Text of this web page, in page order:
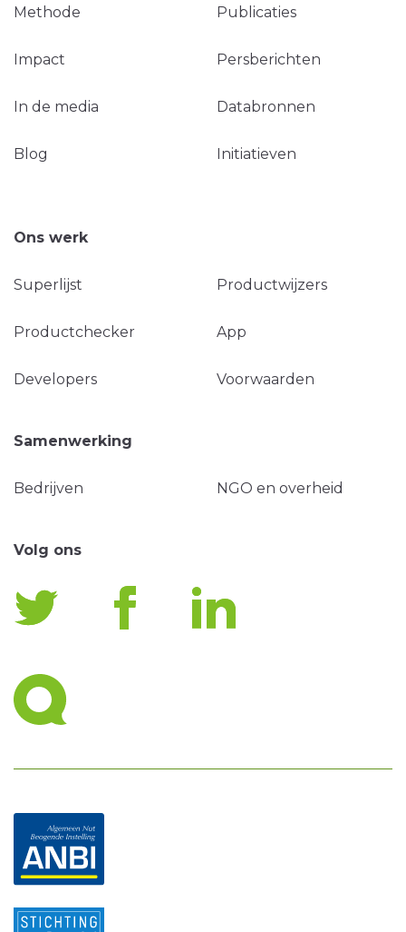
Methode Publicaties
Impact Persberichten
In de media Databronnen
Blog Initiatieven
Ons werk
Superlijst Productwijzers
Productchecker App
Developers Voorwaarden
Samenwerking
Bedrijven NGO en overheid
Volg ons